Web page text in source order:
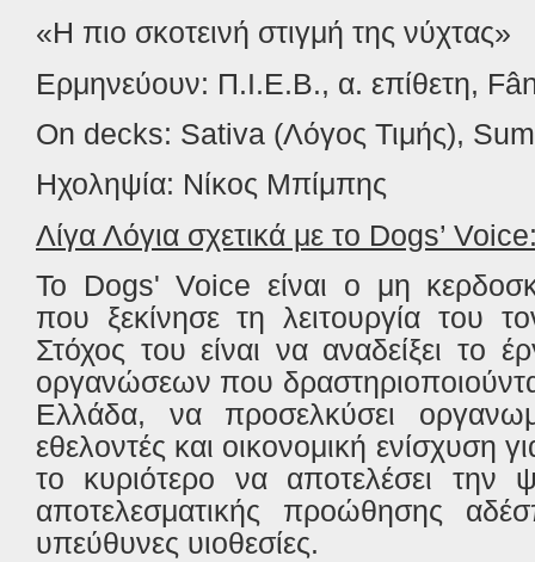
«Η πιο σκοτεινή στιγμή της νύχτας»
Ερμηνεύουν: Π.Ι.Ε.Β., α. επίθετη,
On decks: Sativa (Λόγος Τιμής),
Ηχοληψία: Νίκος Μπίμπης
Λίγα Λόγια σχετικά με το Dogs’ Voice
Το Dogs' Voice είναι ο μη
που ξεκίνησε τη λειτουργία του
Στόχος του είναι να αναδείξει το
οργανώσεων που
Ελλάδα, να προσελκύσει
εθελοντές και οικονομική ενίσχυση
το κυριότερο να αποτελέσει την
αποτελεσματικής προώθησης
υπεύθυνες υιοθεσίες.